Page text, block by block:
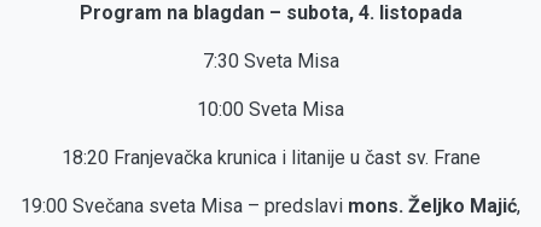
Program na blagdan – subota, 4. listopada
7:30 Sveta Misa
10:00 Sveta Misa
18:20 Franjevačka krunica i litanije u čast sv. Frane
19:00 Svečana sveta Misa – predslavi mons. Željko Majić,